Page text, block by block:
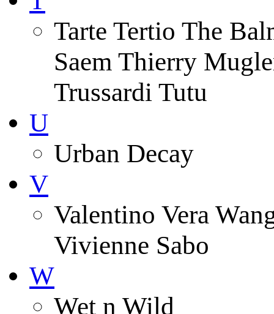
Tarte Tertio The
Saem Thierry
Trussardi Tutu
U
Urban Decay
V
Valentino Vera
Vivienne Sabo
W
Wet n Wild